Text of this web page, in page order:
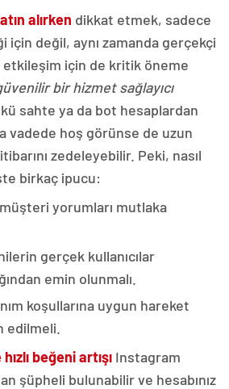
alırken dikkat etmek, sadece
için değil, aynı zamanda gerçekçi
için de kritik öneme
bir hizmet sağlayıcı
sahte ya da bot hesaplardan
vadede hoş görünse de uzun
zedeleyebilir. Peki, nasıl
birkaç ipucu:
yorumları mutlaka
gerçek kullanıcılar
emin olunmalı.
koşullarına uygun hareket
beğeni artışı Instagram
şüpheli bulunabilir ve hesabınız